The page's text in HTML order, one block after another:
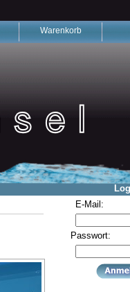
Warenkorb
E-Mail:
Passwort: